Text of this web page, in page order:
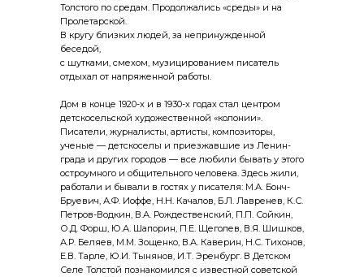
Толстого по средам. Продолжались «среды» и на
Пролетарской.
В кругу близких людей, за непринужденной
беседой,
с шутками, смехом, музицированием писатель
отдыхал от напряженной работы.
Дом в конце 1920-х и в 1930-х годах стал центром
детскосельской художественной «колонии».
Писатели, журналисты, артисты, композиторы,
ученые — детскоселы и приезжавшие из Ленин­
града и других городов — все любили бывать у этого
остроумного и общительного человека. Здесь жили,
работали и бывали в гостях у писателя: М.А. Бонч-
Бруевич, А.Ф. Иоффе, Н.Н. Качалов, Б.Л. Лавренев, К.С.
Петров-Водкин, В.А. Рождественский, П.П. Сойкин,
О.Д. Форш, Ю.А. Шапорин, П.Е. Щеголев, В.Я. Шишков,
А.Р. Беляев, М.М. Зощенко, В.А. Каверин, Н.С. Тихонов,
Е.В. Тарле, Ю.И. Тынянов, И.Т. Эренбург. В Детском
Селе Толстой познакомился с известной советской